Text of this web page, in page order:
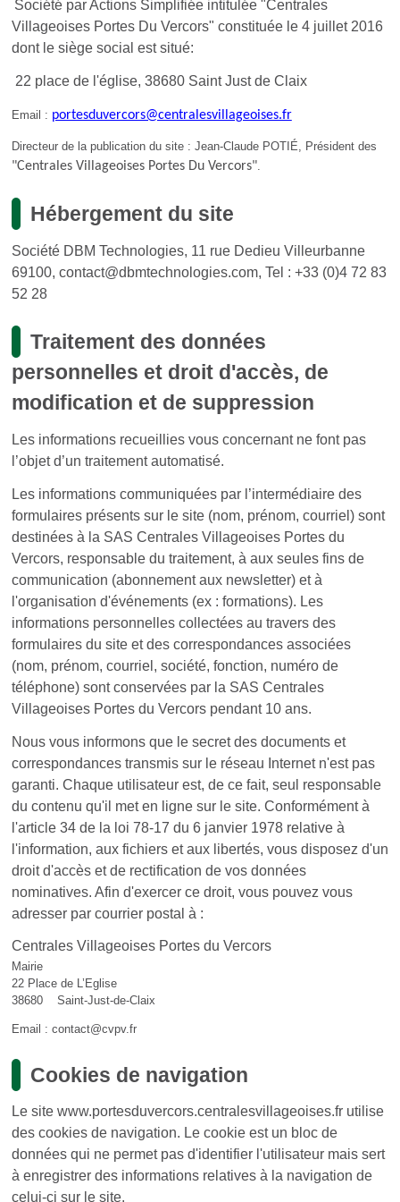
Société par Actions Simplifiée intitulée "Centrales
Villageoises Portes Du Vercors" constituée le 4 juillet 2016
dont le siège social est situé:
22 place de l'église, 38680 Saint Just de Claix
Email : portesduvercors@centralesvillageoises.fr
Directeur de la publication du site : Jean-Claude POTIÉ, Président des
"Centrales Villageoises Portes Du Vercors".
Hébergement du site
Société DBM Technologies, 11 rue Dedieu Villeurbanne
69100, contact@dbmtechnologies.com, Tel : +33 (0)4 72 83
52 28
Traitement des données
personnelles et droit d'accès, de
modification et de suppression
Les informations recueillies vous concernant ne font pas
l’objet d’un traitement automatisé.
Les informations communiquées par l’intermédiaire des
formulaires présents sur le site (nom, prénom, courriel) sont
destinées à la SAS Centrales Villageoises Portes du
Vercors, responsable du traitement, à aux seules fins de
communication (abonnement aux newsletter) et à
l'organisation d'événements (ex : formations). Les
informations personnelles collectées au travers des
formulaires du site et des correspondances associées
(nom, prénom, courriel, société, fonction, numéro de
téléphone) sont conservées par la SAS Centrales
Villageoises Portes du Vercorspendant 10 ans.
Nous vous informons que le secret des documents et
correspondances transmis sur le réseau Internet n'est pas
garanti. Chaque utilisateur est, de ce fait, seul responsable
du contenu qu'il met en ligne sur le site. Conformément à
l'article 34 de la loi 78-17 du 6 janvier 1978 relative à
l'information, aux fichiers et aux libertés, vous disposez d'un
droit d'accès et de rectification de vos données
nominatives. Afin d'exercer ce droit, vous pouvez vous
adresser par courrier postal à :
Centrales Villageoises Portes du Vercors
Mairie
22 Place de L’Eglise
38680 Saint-Just-de-Claix
Email : contact@cvpv.fr
Cookies de navigation
Le site www.portesduvercors.centralesvillageoises.fr utilise
des cookies de navigation. Le cookie est un bloc de
données qui ne permet pas d'identifier l'utilisateur mais sert
à enregistrer des informations relatives à la navigation de
celui-ci sur le site.